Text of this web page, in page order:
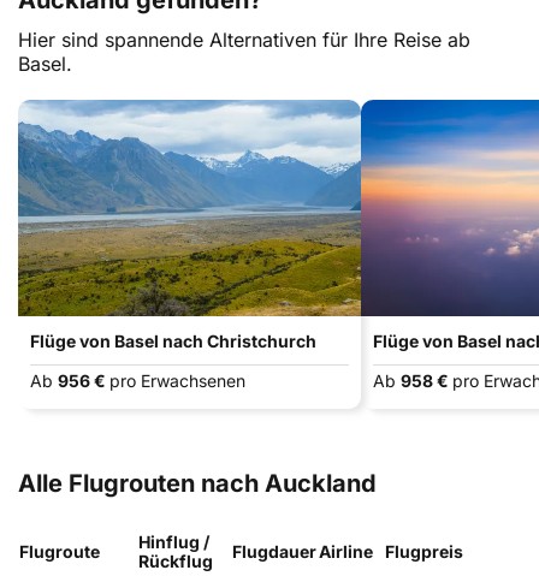
Hier sind spannende Alternativen für Ihre Reise ab
Basel.
Flüge von Basel nach Christchurch
Ab 956 € pro Erwachsenen
Flüge von Basel
Ab 958 € pro
Alle Flugrouten nach Auckland
Flugroute
Hinflug /
Rückflug
FlugdauerAirline Flugpreis